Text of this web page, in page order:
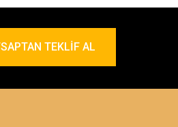
TEKLIF AL